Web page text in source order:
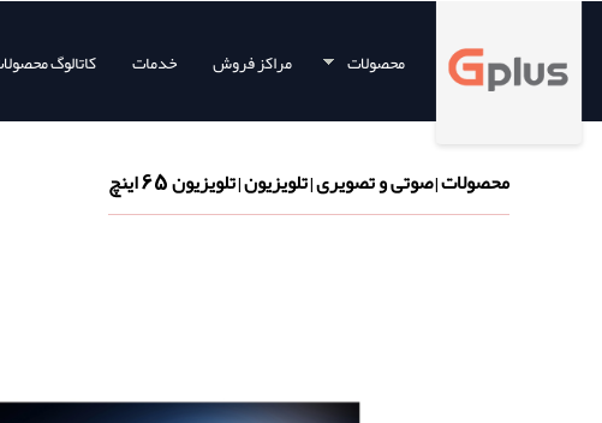
محصولات مراکز فروش خدمات کاتالوگ
محصولات|صوتی و تصویری|تلویزیون|تلویزیون 65 اینچ